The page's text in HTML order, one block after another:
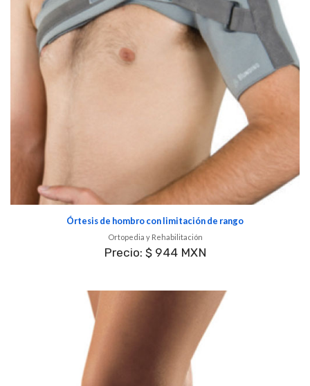
Órtesis de hombro con limitación de rango
Ortopedia y Rehabilitación
Precio: $ 944 MXN